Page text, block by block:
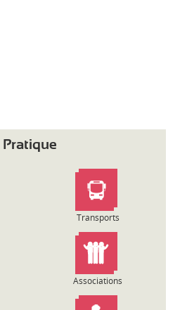
Pratique
Transports
Associations